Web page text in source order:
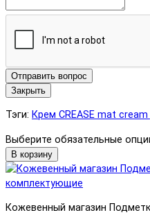
Отправить вопрос
Закрыть
Тэги: Крем CREASE mat
Выберите обязательные
В корзину
Кожевенный магазин